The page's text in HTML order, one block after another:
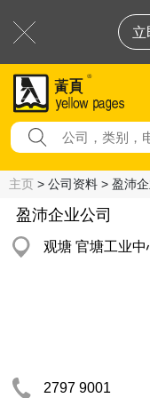
立
主页 > 公司资料 > 盈沛企
盈沛企业公司
观塘 官塘工业中
2797 9001